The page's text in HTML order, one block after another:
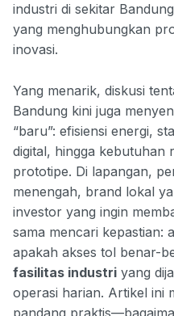
industri di sekitar
yang menghubungkan
inovasi.
Yang menarik, diskusi
Bandung kini juga
“baru”: efisiensi energi,
digital, hingga kebutuhan
prototipe. Di lapangan,
menengah, brand lokal
investor yang ingin
sama mencari kepastian:
apakah akses tol benar-
fasilitas industri yang
operasi harian. Artikel ini